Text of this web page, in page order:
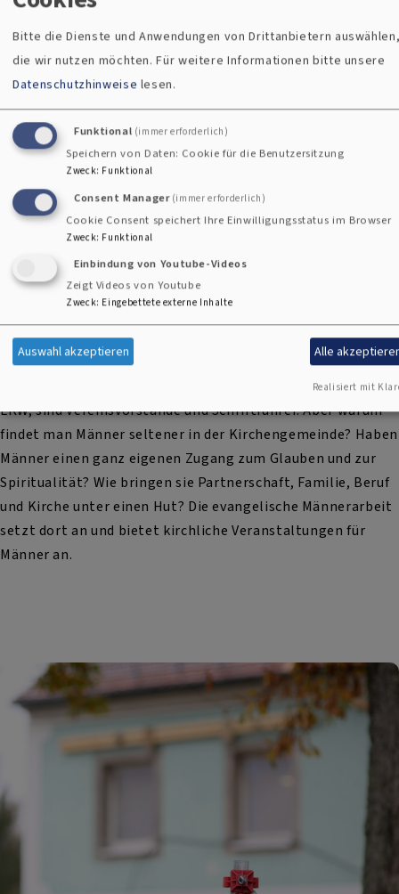
findet dann an drei verschiedenen Orten im Dekanat statt.
Mehr dazu bei den Berichten!
Bericht vom Dekanatsfrauentag 2026 in
Sulzbach-Rosenberg
Bericht vom Dekanatsfrauentag 2026 in
Cham
Männerarbeit im Dekanat
Sie spielen Fußball und betreuen Jugendmannschaften,
fahren ehrenamtlich im Rettungswagen oder Feuerwehr-
LKW, sind Vereinsvorstände und Schriftführer. Aber warum
findet man Männer seltener in der Kirchengemeinde? Haben
Männer einen ganz eigenen Zugang zum Glauben und zur
Spiritualität? Wie bringen sie Partnerschaft, Familie, Beruf
und Kirche unter einen Hut? Die evangelische Männerarbeit
setzt dort an und bietet kirchliche Veranstaltungen für
Männer an.
Bitte die Dienste und Anwendungen von Drittanbietern
die wir nutzen möchten.Für weitere Informationen bitte unsere
Datenschutzhinweise lesen.
Funktional (immer erforderlich)
Speichern von Daten: Cookie für die Benutzersitzung
Zweck: Funktional
Consent Manager (immer erforderlich)
Cookie Consent speichert Ihre Einwilligungsstatus im Browser
Zweck: Funktional
Einbindung von Youtube-Videos
Zeigt Videos von Youtube
Zweck: Eingebettete externe Inhalte
Auswahl akzeptieren Alle
Realisiert mit